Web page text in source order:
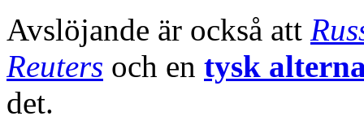
Avslöjande är också att
Reuters och en tysk
det.